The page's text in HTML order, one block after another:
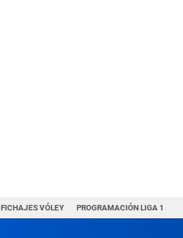
FICHAJES VÓLEY PROGRAMACIÓN LIGA 1